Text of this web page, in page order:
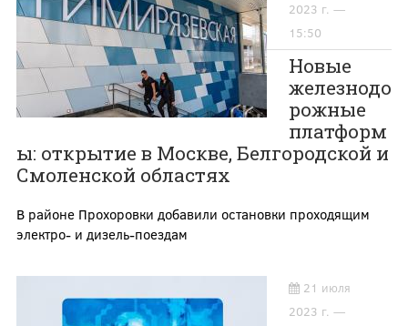
2023 г. —
15:50
Новые
железнодо
рожные
платформ
ы: открытие в Москве, Белгородской и
Смоленской областях
В районе Прохоровки добавили остановки проходящим
электро- и дизель-поездам
21 июля
2023 г. —